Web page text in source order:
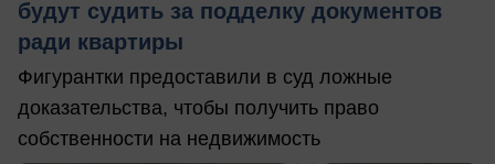
будут судить за подделку документов
ради квартиры
Фигурантки предоставили в суд ложные
доказательства, чтобы получить право
собственности на недвижимость